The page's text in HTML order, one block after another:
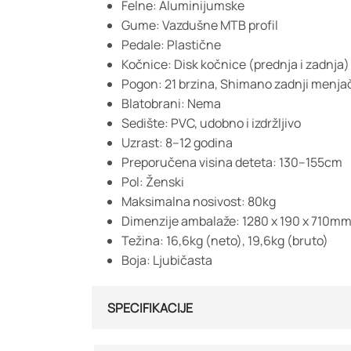
Felne: Aluminijumske
Gume: Vazdušne MTB profil
Pedale: Plastične
Kočnice: Disk kočnice (prednja i zadnja)
Pogon: 21 brzina, Shimano zadnji
Blatobrani: Nema
Sedište: PVC, udobno i izdržljivo
Uzrast: 8–12 godina
Preporučena visina deteta: 130–155cm
Pol: Ženski
Maksimalna nosivost: 80kg
Dimenzije ambalaže: 1280 x 190 x 710mm
Težina: 16,6kg (neto), 19,6kg (bruto)
Boja: Ljubičasta
SPECIFIKACIJE